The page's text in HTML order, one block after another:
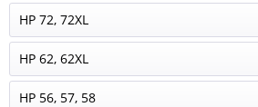
HP 72, 72XL
HP 62, 62XL
HP 56, 57, 58